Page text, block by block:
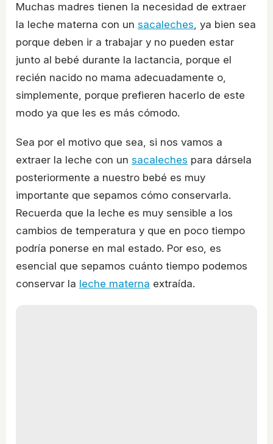
Muchas madres tienen la necesidad de extraer
la leche materna con un sacaleches, ya bien sea
porque deben ir a trabajar y no pueden estar
junto al bebé durante la lactancia, porque el
recién nacido no mama adecuadamente o,
simplemente, porque prefieren hacerlo de este
modo ya que les es más cómodo.
Sea por el motivo que sea, si nos vamos a
extraer la leche con un sacaleches para dársela
posteriormente a nuestro bebé es muy
importante que sepamos cómo conservarla.
Recuerda que la leche es muy sensible a los
cambios de temperatura y que en poco tiempo
podría ponerse en mal estado. Por eso, es
esencial que sepamos cuánto tiempo podemos
conservar la leche materna extraída.